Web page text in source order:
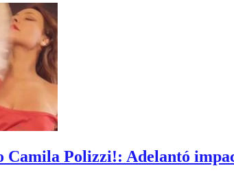
Camila Polizzi!: Adelantó